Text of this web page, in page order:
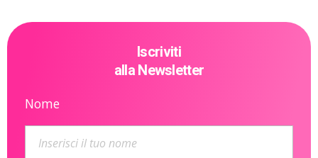
Iscriviti
alla Newsletter
Nome